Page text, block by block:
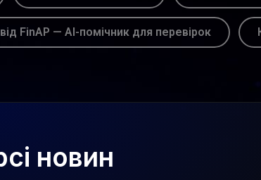
FinAP — AI-помічник для перевірок
новин